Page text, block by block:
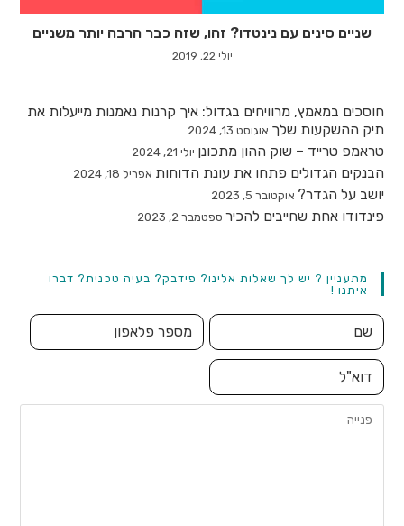
שניים סינים עם נינטדו? זהו, שזה כבר הרבה יותר משניים
יולי 22, 2019
חוסכים במאמץ, מרוויחים בגדול: איך קרנות נאמנות מייעלות את
תיק ההשקעות שלך אוגוסט 13, 2024
טראמפ טרייד – שוק ההון מתכונן יולי 21, 2024
הבנקים הגדולים פתחו את עונת הדוחות אפריל 18, 2024
יושב על הגדר? אוקטובר 5, 2023
פינדודו אחת שחייבים להכיר ספטמבר 2, 2023
מתעניין ? יש לך שאלות אלינו? פידבק? בעיה טכנית? דברו
איתנו !